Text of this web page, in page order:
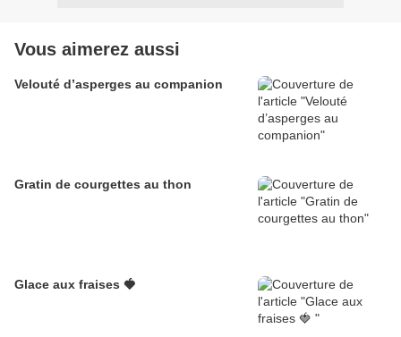
Vous aimerez aussi
Velouté d’asperges au companion
Gratin de courgettes au thon
Glace aux fraises 🍓